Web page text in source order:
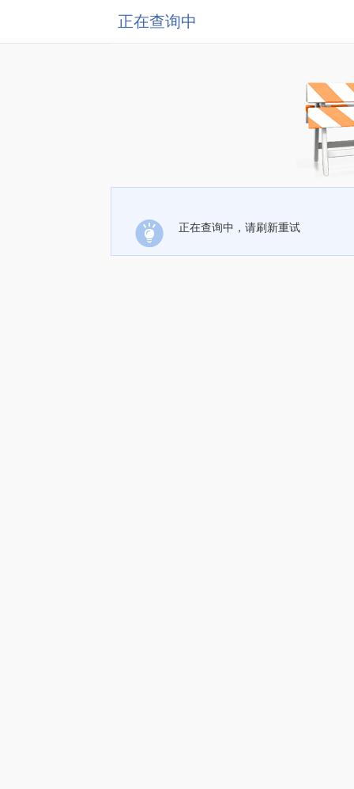
正在查询中
正在查询中，请刷新重试